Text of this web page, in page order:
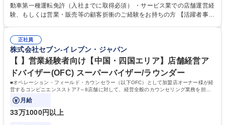
例】商圏分析、競合調査、売上や販売数等データ分析、売場確認、発注や
売場作りアドバイス、個店行為計画の作成、従業員教育サポート等がござ
オーナー様の方針もふまえた個店カウンセリングへと繋げていきます。 募
集職種 【★】【京都】店舗経営アドバイザー（OFC）/経営全般のカウン
セリング
動車第一種運転免許（入社までに取得必須） ・サービス業での店舗運営経
験、もしくは営業・販売等の顧客折衝のご経験をお持ちの方 【活躍者事
フプランの変更に合わせた働き方が可能な制度があります。 ・ＯＦＣ職限
定、エリアを限定して働く制度 ※エリア内転勤は有り ・育児や介護等に
て、転勤無しになる制度 ・育児や介護等にて、短時間で働く制度 学歴・
資格 学歴：大学院 大学 高専 短大 専修学校 高校 語学力： 資格：第一種運
転免許普通自動車
正社員
株式会社セブン-イレブン・ジャパン
【 】営業経験者向け【中国・四国エリア】店舗経営ア
ドバイザー(OFC) スーパーバイザー/ラウンダー
■オペレーション・フィールド・カウンセラー（以下OFC）として加盟店オーナー様が経
営するコンビニエンスストア7～8店舗に対して、経営全般のカウンセリング業務を担当
いただきます。
月給
33万1000円以上